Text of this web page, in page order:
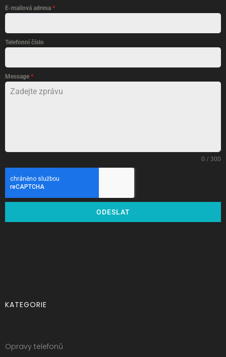
E-mailová adresa *
Telefonní číslo
Message *
0 / 300
ODESLAT
KATEGORIE
Opravy telefonů